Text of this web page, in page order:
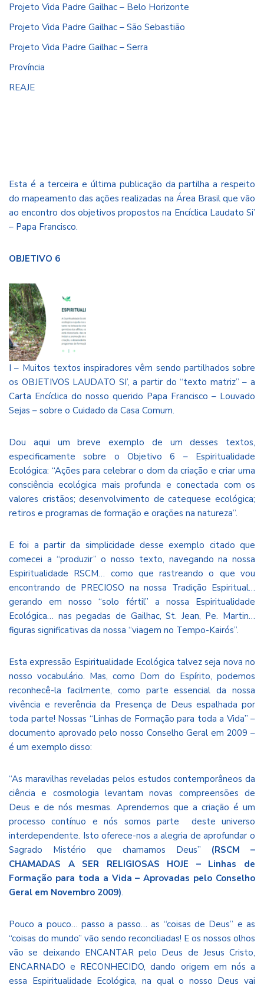
Projeto Vida Padre Gailhac – Belo Horizonte
Projeto Vida Padre Gailhac – São Sebastião
Projeto Vida Padre Gailhac – Serra
Província
REAJE
Esta é a terceira e última publicação da partilha a respeito
do mapeamento das ações realizadas na Área Brasil que vão
ao encontro dos objetivos propostos na Encíclica Laudato Si’
– Papa Francisco.
OBJETIVO 6
I – Muitos textos inspiradores vêm sendo partilhados sobre
os OBJETIVOS LAUDATO SI’, a partir do “texto matriz” – a
Carta Encíclica do nosso querido Papa Francisco – Louvado
Sejas – sobre o Cuidado da Casa Comum.
Dou aqui um breve exemplo de um desses textos,
especificamente sobre o Objetivo 6 – Espiritualidade
Ecológica: “Ações para celebrar o dom da criação e criar uma
consciência ecológica mais profunda e conectada com os
valores cristãos; desenvolvimento de catequese ecológica;
retiros e programas de formação e orações na natureza”.
E foi a partir da simplicidade desse exemplo citado que
comecei a “produzir” o nosso texto, navegando na nossa
Espiritualidade RSCM… como que rastreando o que vou
encontrando de PRECIOSO na nossa Tradição Espiritual…
gerando em nosso “solo fértil” a nossa Espiritualidade
Ecológica… nas pegadas de Gailhac, St. Jean, Pe. Martin…
figuras significativas da nossa “viagem no Tempo-Kairós”.
Esta expressão Espiritualidade Ecológica talvez seja nova no
nosso vocabulário. Mas, como Dom do Espírito, podemos
reconhecê-la facilmente, como parte essencial da nossa
vivência e reverência da Presença de Deus espalhada por
toda parte! Nossas “Linhas de Formação para toda a Vida” –
documento aprovado pelo nosso Conselho Geral em 2009 –
é um exemplo disso:
“As maravilhas reveladas pelos estudos contemporâneos da
ciência e cosmologia levantam novas compreensões de
Deus e de nós mesmas. Aprendemos que a criação é um
processo contínuo e nós somos parte deste universo
interdependente. Isto oferece-nos a alegria de aprofundar o
Sagrado Mistério que chamamos Deus” (RSCM –
CHAMADAS A SER RELIGIOSAS HOJE – Linhas de
Formação para toda a Vida – Aprovadas pelo Conselho
Geral em Novembro 2009).
Pouco a pouco… passo a passo… as “coisas de Deus” e as
“coisas do mundo” vão sendo reconciliadas! E os nossos olhos
vão se deixando ENCANTAR pelo Deus de Jesus Cristo,
ENCARNADO e RECONHECIDO, dando origem em nós a
essa Espiritualidade Ecológica, na qual o nosso Deus vai